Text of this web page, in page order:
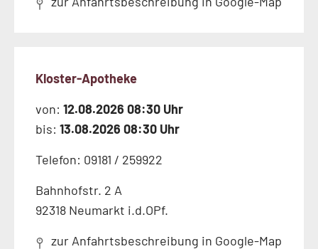
Kloster-Apotheke
von: 12.08.2026 08:30 Uhr
bis: 13.08.2026 08:30 Uhr
Telefon: 09181 / 259922
Bahnhofstr. 2 A
92318 Neumarkt i.d.OPf.
zur Anfahrtsbeschreibung in Google-Map